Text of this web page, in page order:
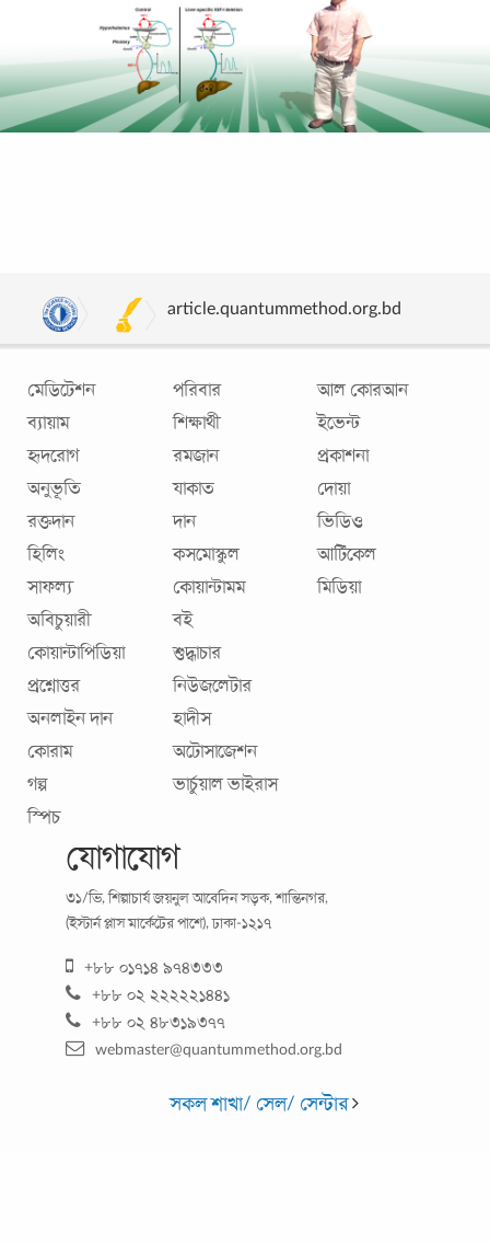
স্মৃতিভ্রষ্টতার ব্যাধি আলঝেইমার, ডিমেনশিয়া : সচেতন হতে
হবে তরুণ বয়সেই
World Health Organization (WHO)-এর পরিসংখ্যান অনুযায়ী
২০২০ সালে পৃথিবীতে ডিমেনশিয়া বা স্মৃতিভ্রংশ রোগে আক্রান্ত লোকের
সংখ্যা ছিল ৫ কোটি। যা ২০৫০ সাল
রমজানে অভ্যস্ত হোন বৈজ্ঞানিক খাদ্যাভ্যাসে—সুস্থ থাকুন
সারা বছর
রমজানে খাবারের কোনো হিসাব দিতে হবে না ভ্রান্ত এই ধারণাটি
article.quantummethod.org.bd
মেডিটেশন
ব্যায়াম
হৃদরোগ
অনুভূতি
রক্তদান
হিলিং
সাফল্য
পরিবার
শিক্ষার্থী
রমজান
যাকাত
দান
কসমোস্কুল
কোয়ান্টামম
আল কোরআন
ইভেন্ট
প্রকাশনা
দোয়া
ভিডিও
আর্টিকেল
মিডিয়া
অবিচুয়ারী
কোয়ান্টাপিডিয়া
প্রশ্নোত্তর
অনলাইন দান
কোরাম
গল্প
স্পিচ
বই
শুদ্ধাচার
নিউজলেটার
হাদীস
অটোসাজেশন
ভার্চুয়াল ভাইরাস
যোগাযোগ
৩১/ভি, শিল্পাচার্য জয়নুল আবেদিন সড়ক, শান্তিনগর,
(ইস্টার্ন প্লাস মার্কেটের পাশে), ঢাকা-১২১৭
+৮৮ ০১৭১৪ ৯৭৪৩৩৩
+৮৮ ০২ ২২২২২১৪৪১
+৮৮ ০২ ৪৮৩১৯৩৭৭
webmaster@quantummethod.org.bd
সকল শাখা/ সেল/ সেন্টার